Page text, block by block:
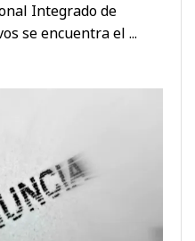
Integrado de
se encuentra el ...